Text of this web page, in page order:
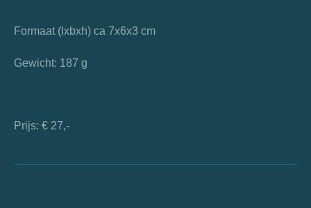
Formaat (lxbxh) ca 7x6x3 cm
Gewicht: 187 g
Prijs: € 27,-